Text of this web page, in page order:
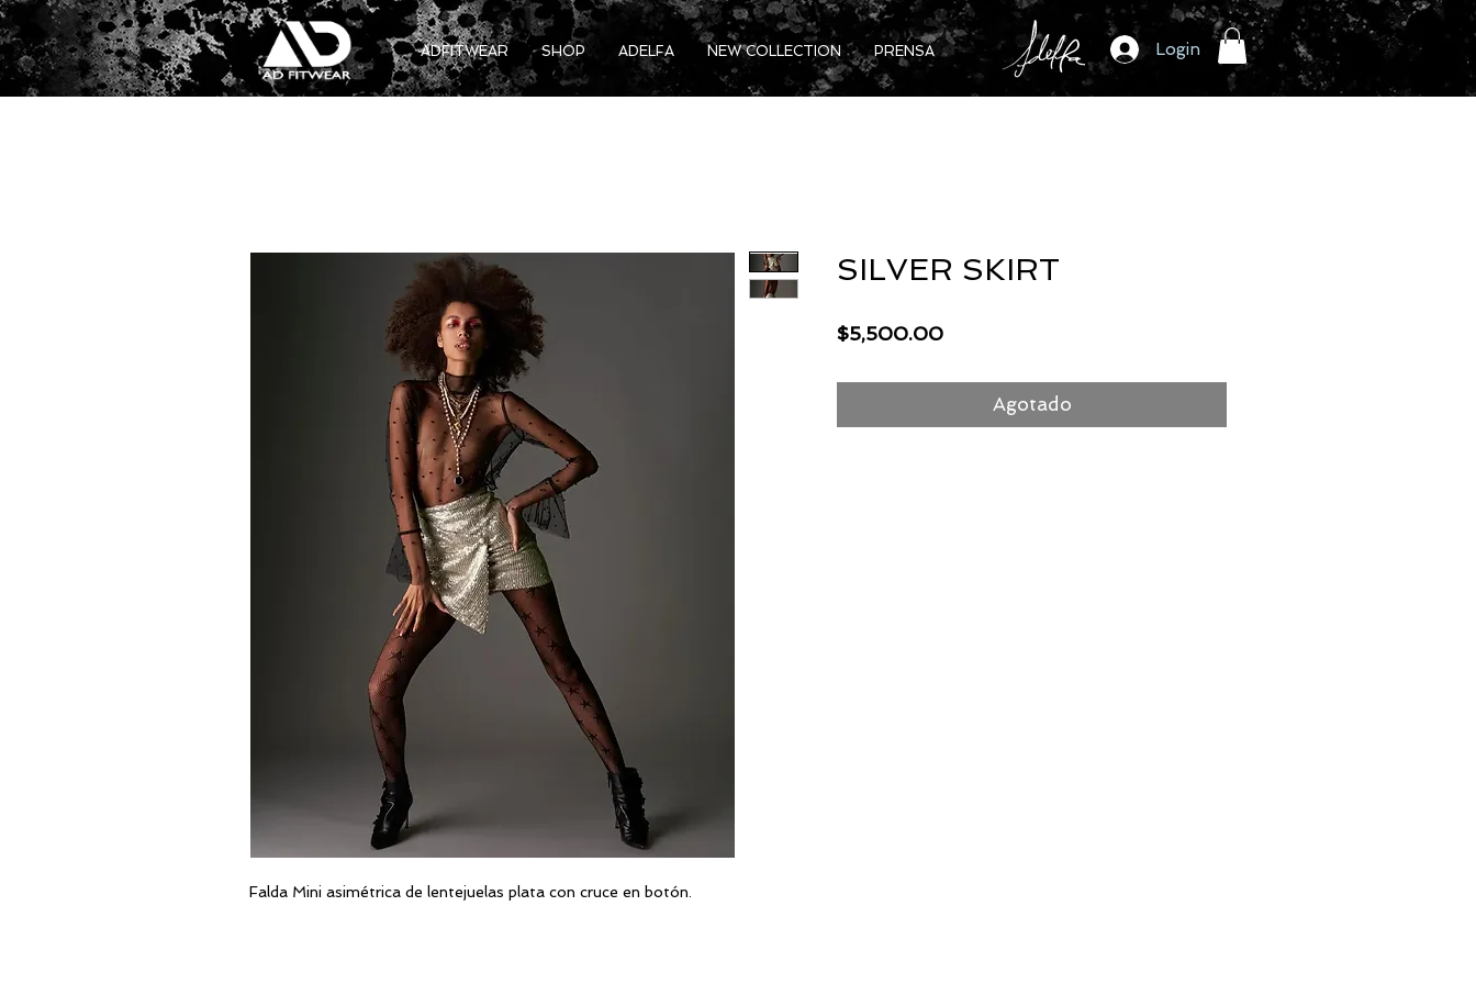
ADFITWEAR SHOP ADELFA NEW COLLECTION PRENSA Login
Falda Mini asimétrica de lentejuelas plata con cruce en botón.
SILVER SKIRT
$5,500.00Precio
Agotado